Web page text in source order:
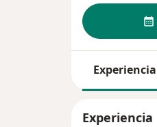
Experiencia
Experiencia